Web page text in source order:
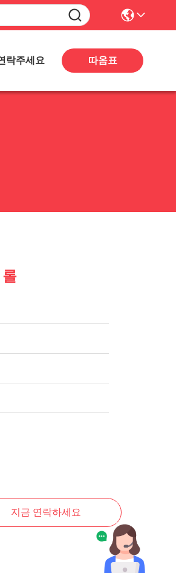
락주세요 따옴표
지금 연락하세요